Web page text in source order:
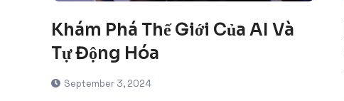
Khám Phá Thế Giới Của AI Và
Tự Động Hóa
September 3, 2024